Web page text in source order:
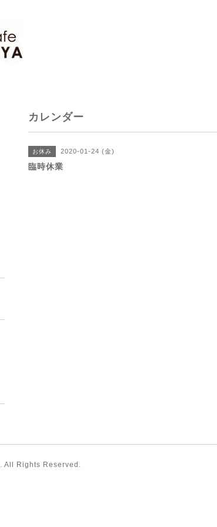
カレンダー
お休み 2020-01-24 (金)
臨時休業
. All Rights Reserved.